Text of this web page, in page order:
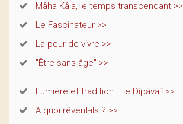
Mâha Kâla, le temps transcendant >>
Le Fascinateur >>
La peur de vivre >>
"Être sans âge" >>
Lumière et tradition ...le Dīpāvalī >>
A quoi rêvent-ils ? >>